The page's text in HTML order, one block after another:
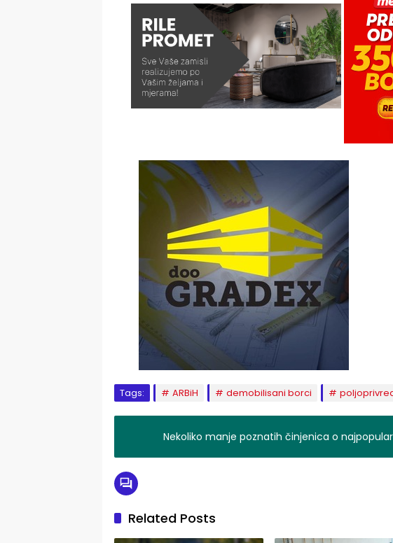
Tags: ARBiH demobilisani borci
Nekoliko manje poznatih činjenica o
Related Posts